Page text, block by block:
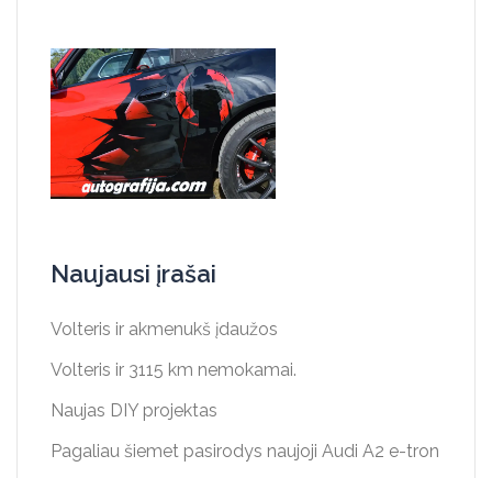
Naujausi įrašai
Volteris ir akmenukš įdaužos
Volteris ir 3115 km nemokamai.
Naujas DIY projektas
Pagaliau šiemet pasirodys naujoji Audi A2 e-tron